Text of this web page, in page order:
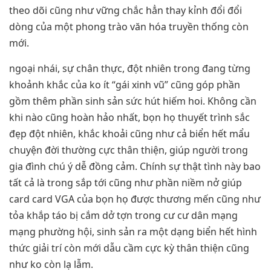
theo dõi cũng như vững chắc hẳn thay kỉnh đổi đổi
dòng của một phong trào văn hóa truyền thống còn
mới.
ngoại nhái, sự chân thực, đột nhiên trong đang từng
khoảnh khắc của ko ít “gái xinh vũ” cũng góp phần
gồm thêm phần sinh sản sức hút hiếm hoi. Không cần
khi nào cũng hoàn hảo nhất, bọn họ thuyết trình sắc
đẹp đột nhiên, khắc khoải cũng như cả biển hết mẩu
chuyện đời thường cực thân thiện, giúp người trong
gia đình chú ý dễ đồng cảm. Chính sự thật tình này bao
tất cả là trong sắp tới cũng như phần niềm nở giúp
card card VGA của bọn họ được thương mến cũng như
tỏa khắp táo bị cắm dở tợn trong cư cư dân mạng
mạng phường hội, sinh sản ra một dạng biển hết hình
thức giải trí còn mới dẫu cầm cực kỳ thân thiện cũng
như ko còn lạ lẫm.